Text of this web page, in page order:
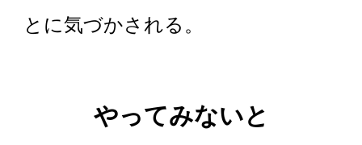
とに気づかされる。
やってみないと